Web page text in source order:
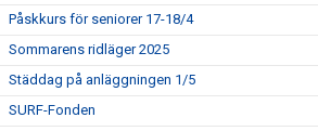
Påskkurs för seniorer 17-18/4
Sommarens ridläger 2025
Städdag på anläggningen 1/5
SURF-Fonden